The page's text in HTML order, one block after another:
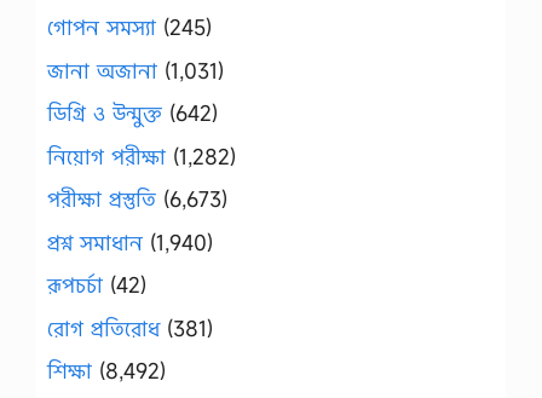
গোপন সমস্যা (245)
জানা অজানা (1,031)
ডিগ্রি ও উন্মুক্ত (642)
নিয়োগ পরীক্ষা (1,282)
পরীক্ষা প্রস্তুতি (6,673)
প্রশ্ন সমাধান (1,940)
রূপচর্চা (42)
রোগ প্রতিরোধ(381)
শিক্ষা (8,492)